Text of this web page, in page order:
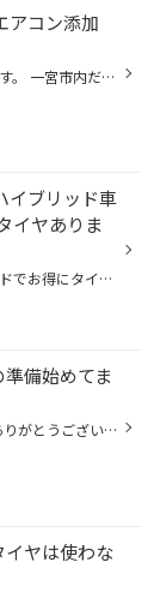
アコン添加
タイヤ館一宮バイパス店です。 一宮市内だけでなく 江南市・北名古屋市・岩倉市・羽島市などからもご来店頂きまして ありがとうございます！ 【タイヤ館一宮アクセスMAP】↓ 店舗情報 タイヤ館アプリダウンロードでお得にタイヤGET 詳しくはこちら 本日は、夏場お馴染みエアコン添加剤の作業ですよ〜...
イブリッド車
イヤありま
タイヤ館アプリダウンロードでお得にタイヤGET‼ ⇨こちらから⇦ 最近よく見かける電気自動車（EV）やハイブリッド車（HV）。 これらの車は従来の車とは走行性能や重量が異なるため、 タイヤにも専用の性能が求められます。 EVやハイブリッド車に乗っているけど、 「タイヤって何を選べばいいの？」 と...
備始めてま
いつもHPをご覧いただきありがとうございます。 タイヤ館アプリダウンロードでお得にタイヤGET‼ こちらから 毎日暑い日が続いてますねι(´Д｀υ) 本日は少しでも涼しくなるように スタッドレスタイヤのお話をしたいと思います。 え・・・もうスタッドレスタイヤ？？？ と思う方もいると思います！！ ...
イヤは使わな